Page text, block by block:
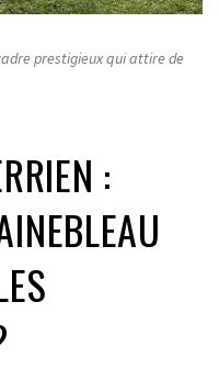
prestigieux qui attire de
: